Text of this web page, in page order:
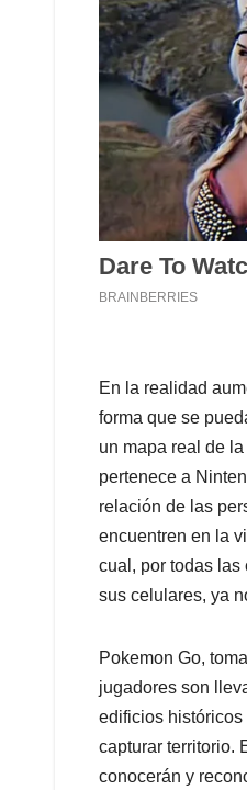
En la realidad
forma que se
un mapa real de
pertenece a
relación de las
encuentren en la
cual, por todas
sus celulares, ya
Pokemon Go,
jugadores son
edificios históricos
capturar territorio.
conocerán y